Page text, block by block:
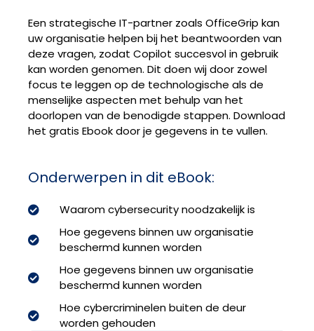
Een strategische IT-partner zoals OfficeGrip kan
uw organisatie helpen bij het beantwoorden van
deze vragen, zodat Copilot succesvol in gebruik
kan worden genomen. Dit doen wij door zowel
focus te leggen op de technologische als de
menselijke aspecten met behulp van het
doorlopen van de benodigde stappen. Download
het gratis Ebook door je gegevens in te vullen.
Onderwerpen in dit eBook:
Waarom cybersecurity noodzakelijk is
Hoe gegevens binnen uw organisatie
beschermd kunnen worden
Hoe gegevens binnen uw organisatie
beschermd kunnen worden
Hoe cybercriminelen buiten de deur
worden gehouden